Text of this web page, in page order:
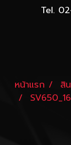
Tel.
หน้าแรก สิ
SV650_16